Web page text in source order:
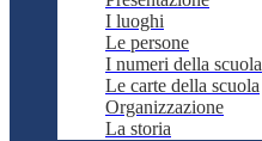
I luoghi
Le persone
I numeri della scuola
Le carte della scuola
Organizzazione
La storia